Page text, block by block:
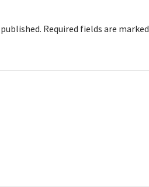
Required fields are marked